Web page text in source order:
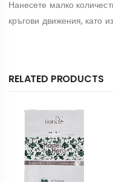
Нанесете малко
кръгови движения, като
RELATED PRODUCTS